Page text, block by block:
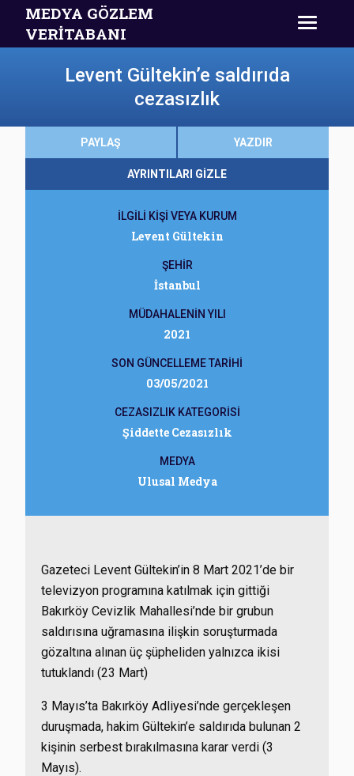
MEDYA GÖZLEM
VERİTABANI
Levent Gültekin’e saldırıda
cezasızlık
PAYLAŞ YAZDIR
AYRINTILARI GİZLE
İLGİLİ KİŞİ VEYA KURUM
Levent Gültekin
ŞEHİR
İstanbul
MÜDAHALENİN YILI
2021
SON GÜNCELLEME TARİHİ
03/05/2021
CEZASIZLIK KATEGORİSİ
Şiddette Cezasızlık
MEDYA
Ulusal Medya
Gazeteci Levent Gültekin’in 8 Mart 2021’de bir
televizyon programına katılmak için gittiği
Bakırköy Cevizlik Mahallesi’nde bir grubun
saldırısına uğramasına ilişkin soruşturmada
gözaltına alınan üç şüpheliden yalnızca ikisi
tutuklandı (23 Mart)
3 Mayıs’ta Bakırköy Adliyesi’nde gerçekleşen
duruşmada, hakim Gültekin’e saldırıda bulunan 2
kişinin serbest bırakılmasına karar verdi (3
Mayıs).